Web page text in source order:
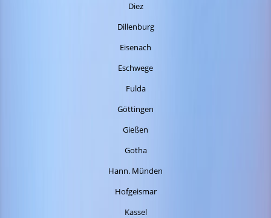
Diez
Dillenburg
Eisenach
Eschwege
Fulda
Göttingen
Gießen
Gotha
Hann. Münden
Hofgeismar
Kassel